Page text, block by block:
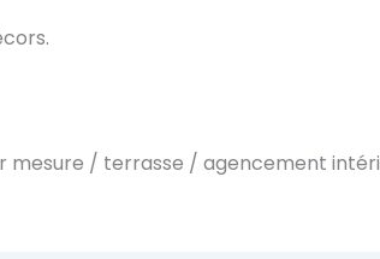
mesure / terrasse / agencement